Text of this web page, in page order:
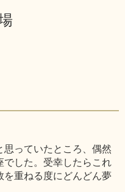
っていたところ、偶然
した。受幸したらこれ
を重ねる度にどんどん夢